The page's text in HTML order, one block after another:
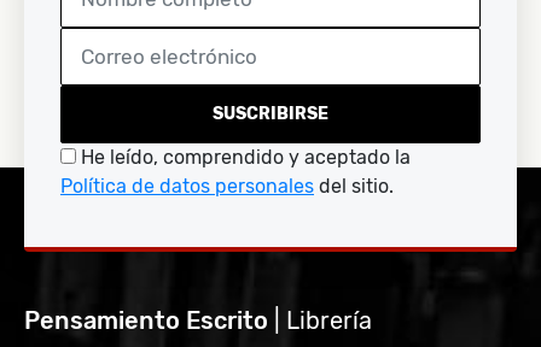
SUSCRIBIRSE
He leído, comprendido y aceptado la
Política de datos personales del sitio.
Pensamiento Escrito | Librería